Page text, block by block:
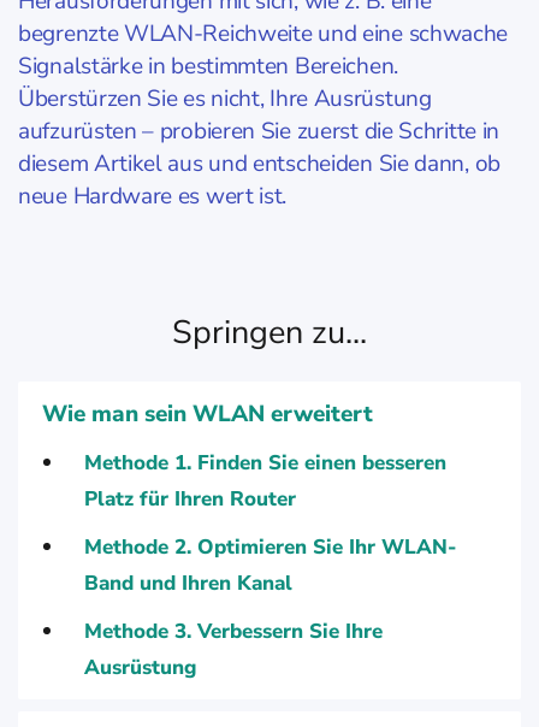
begrenzte WLAN-Reichweite und eine schwache
Signalstärke in bestimmten Bereichen.
Überstürzen Sie es nicht, Ihre Ausrüstung
aufzurüsten – probieren Sie zuerst die Schritte in
diesem Artikel aus und entscheiden Sie dann, ob
neue Hardware es wert ist.
Springen zu...
Wie man sein WLAN erweitert
Methode 1. Finden Sie einen besseren
Platz für Ihren Router
Methode 2. Optimieren Sie Ihr WLAN-
Band und Ihren Kanal
Methode 3. Verbessern Sie Ihre
Ausrüstung